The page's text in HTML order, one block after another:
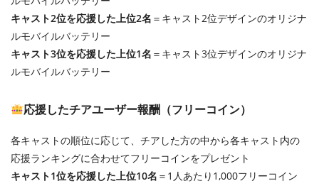
キャスト2位を応援した上位2名 ＝キャスト2位デザインのオリジナ
ルモバイルバッテリー
キャスト3位を応援した上位1名 ＝キャスト3位デザインのオリジナ
ルモバイルバッテリー
応援したチアユーザー報酬（フリーコイン）
各キャストの順位に応じて、チアした方の中から各キャスト内の
応援ランキングに合わせてフリーコインをプレゼント
キャスト1位を応援した上位10名 ＝1人あたり1,000フリーコイン